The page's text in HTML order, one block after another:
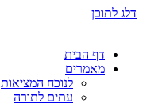
דלג לתוכן
דף הבית
מאמרים
לנוכח המציאות
עתים לתורה